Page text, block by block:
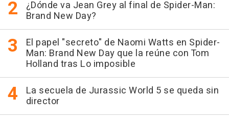
¿Dónde va Jean Grey al final de Spider-Man:
Brand New Day?
El papel "secreto" de Naomi Watts en Spider-
Man: Brand New Day que la reúne con Tom
Holland tras Lo imposible
La secuela de Jurassic World 5 se queda sin
director